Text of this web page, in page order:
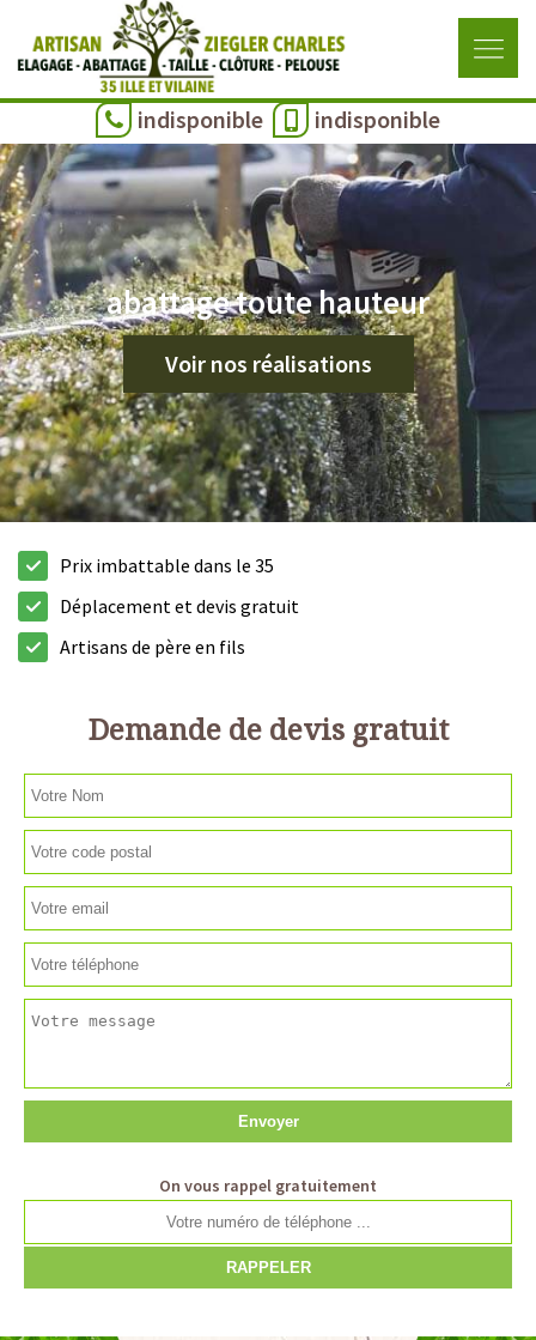
indisponible indisponible
abattage toute hauteur
Voir nos réalisations
Prix imbattable dans le 35
Déplacement et devis gratuit
Artisans de père en fils
Demande de devis gratuit
On vous rappel gratuitement